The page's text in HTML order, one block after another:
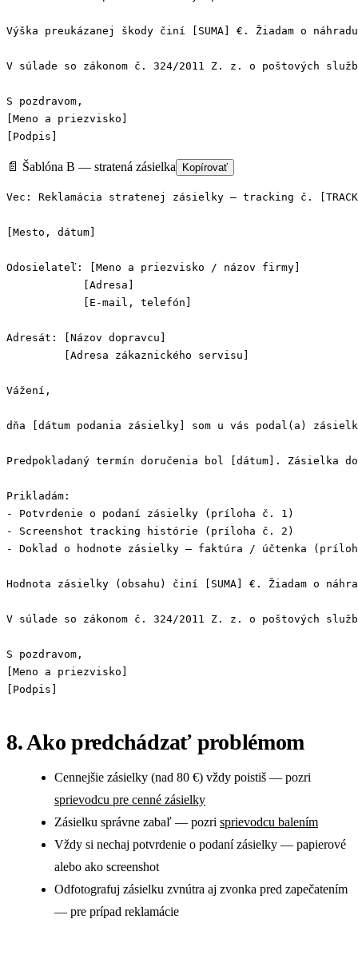
Výška preukázanej škody činí [SUMA] €. Žiadam o
V súlade so zákonom č. 324/2011 Z. z. o poštových
S pozdravom,
[Meno a priezvisko]
[Podpis]
📄 Šablóna B — stratená zásielka Kopírovať
Vec: Reklamácia stratenej zásielky — tracking č.
[Mesto, dátum]
Odosielateľ: [Meno a priezvisko / názov firmy]
            [Adresa]
            [E-mail, telefón]
Adresát: [Názov dopravcu]
         [Adresa zákaznického servisu]
Vážení,
dňa [dátum podania zásielky] som u vás podal(a)
Predpokladaný termín doručenia bol [dátum]. Zásielka
Prikladám:
- Potvrdenie o podaní zásielky (príloha č. 1)
- Screenshot tracking histórie (príloha č. 2)
- Doklad o hodnote zásielky — faktúra / účtenka
Hodnota zásielky (obsahu) činí [SUMA] €. Žiadam o
V súlade so zákonom č. 324/2011 Z. z. o poštových
S pozdravom,
[Meno a priezvisko]
[Podpis]
8. Ako predchádzať problémom
Cennejšie zásielky (nad 80 €) vždy poistiš — pozri
sprievodcu pre cenné zásielky
Zásielku správne zabaľ — pozri sprievodcu balením
Vždy si nechaj potvrdenie o podaní zásielky — papierové
alebo ako screenshot
Odfotografuj zásielku zvnútra aj zvonka pred zapečatením
— pre prípad reklamácie